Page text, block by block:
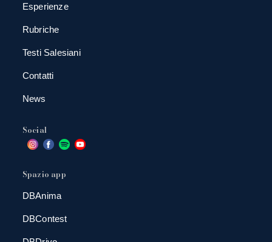
Esperienze
Rubriche
Testi Salesiani
Contatti
News
Social
Spazio app
DBAnima
DBContest